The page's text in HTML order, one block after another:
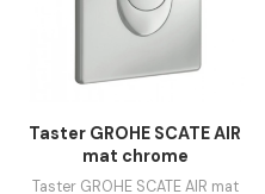
alpine white
Taster GROHE SCATE
alpine white